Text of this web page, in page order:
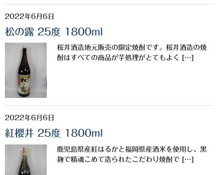
数量限定
希少焼酎
季節限定品
セット商品
リキュール
ウヰスキー
お米
中馬酒店オリジナル
2022年6月6日
松の露 25度 1800ml
桜井酒造地元販売の限定焼酎です。桜井酒造の焼
酎はすべての商品が芋処理がとてもよく […]
2022年6月6日
紅櫻井 25度 1800ml
鹿児島県産紅はるかと福岡県産酒米を使用し、黒
麹で精魂こめて造られたこだわり焼酎で […]